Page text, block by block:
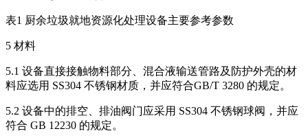
表1 厨余垃圾就地资源化处理设备主要参考参数
5 材料
5.1 设备直接接触物料部分、混合液输送管路及防护外壳的材
料应选用 SS304 不锈钢材质，并应符合GB/T 3280 的规定。
5.2 设备中的排空、排油阀门应采用 SS304 不锈钢球阀，并应
符合 GB 12230 的规定。